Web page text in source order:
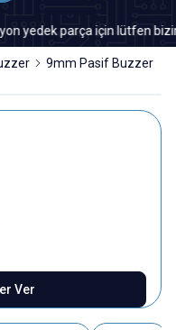
parça için lütfen
9mm Pasif Buzzer
Ver